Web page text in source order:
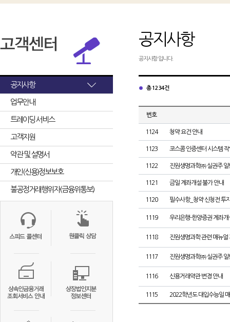
공지사항
업무안내
트레이딩 서비스
고객지원
약관 및 설명서
개인(신용)정보보호
불공정거래행위자(금융위통보)
공지사항
공지사항 입니다.
총 1234건
번호
1124 청약 요건 안내
1123 코스콤 인증센터 시스템
1122 진원생명과학㈜ 실권주 일
1121 금일 계좌개설 불가 안내
1120 필수사항_청약 신청전 투
1119 우리은행-한양증권 계좌개
1118 진원생명과학 관련 매뉴얼
1117 진원생명과학㈜ 실권주 일
1116 신용거래약관 변경 안내
1115 2022학년도 대입수능일